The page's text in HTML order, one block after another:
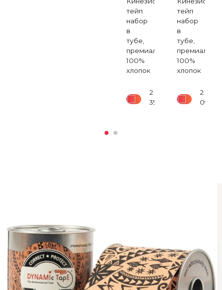
тейп
набор
в
тубе,
премиальный
100%
хлопок
2
390
тейп
набор
в
тубе,
100%
хлопок
2
090